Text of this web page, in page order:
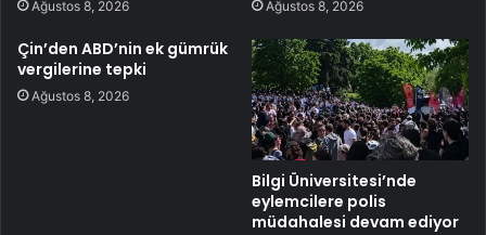
Ağustos 8, 2026 Ağustos 8, 2026
Çin’den ABD’nin ek gümrük
vergilerine tepki
Ağustos 8, 2026
Bilgi Üniversitesi’nde
eylemcilere polis
müdahalesi devam ediyor